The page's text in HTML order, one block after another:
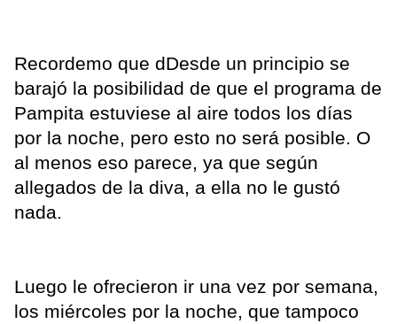
Recordemo que dDesde un principio se
barajó la posibilidad de que el programa de
Pampita estuviese al aire todos los días
por la noche, pero esto no será posible. O
al menos eso parece, ya que según
allegados de la diva, a ella no le gustó
nada.
Luego le ofrecieron ir una vez por semana,
los miércoles por la noche, que tampoco